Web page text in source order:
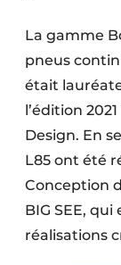
La gamme
pneus
était
l’édition
Design. En
L85 ont été
Conception
BIG SEE,
réalisations